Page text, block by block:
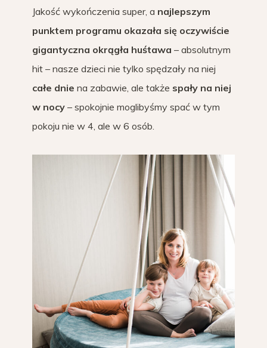
Jakość wykończenia super, a najlepszym
punktem programu okazała się oczywiście
gigantyczna okrągła huśtawa – absolutnym
hit – nasze dzieci nie tylko spędzały na niej
całe dnie na zabawie, ale także spały na niej
w nocy – spokojnie moglibyśmy spać w tym
pokoju nie w 4, ale w 6 osób.